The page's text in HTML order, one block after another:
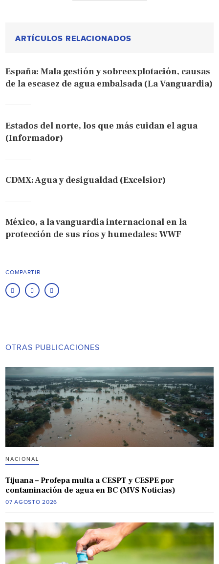
ARTÍCULOS RELACIONADOS
España: Mala gestión y sobreexplotación, causas
de la escasez de agua embalsada (La Vanguardia)
Estados del norte, los que más cuidan el agua
(Informador)
CDMX: Agua y desigualdad (Excelsior)
México, a la vanguardia internacional en la
protección de sus ríos y humedales: WWF
COMPARTIR
OTRAS PUBLICACIONES
NACIONAL
Tijuana – Profepa multa a CESPT y CESPE por
contaminación de agua en BC (MVS Noticias)
07 AGOSTO 2026